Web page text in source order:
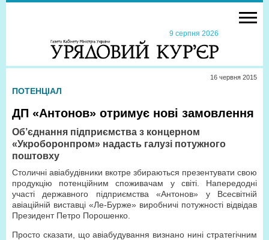
9 серпня 2026
16 червня 2015
ПОТЕНЦІАЛ
ДП «Антонов» отримує нові замовлення
Об’єднання підприємства з концерном
«Укроборонпром» надасть галузі потужного
поштовху
Столичні авіабудівники вкотре збираються презентувати свою
продукцію потенційним споживачам у світі. Напередодні
участі державного підприємства «Антонов» у Всесвітній
авіаційній виставці «Ле-Бурже» виробничі потужності відвідав
Президент Петро Порошенко.
Просто сказати, що авіабудування визнано нині стратегічним